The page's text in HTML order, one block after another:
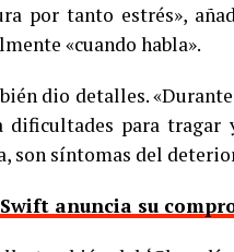
por tanto estrés»,
«cuando habla».
dio detalles.
para tragar
son síntomas del
Swift anuncia su